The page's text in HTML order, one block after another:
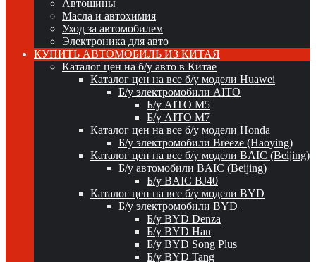
Автошины
Масла и автохимия
Уход за автомобилем
Электроника для авто
КУПИТЬ АВТОМОБИЛЬ ИЗ КИТАЯ
Каталог цен на б/у авто в Китае
Каталог цен на все б/у модели Huawei
Б/у электромобили AITO
Б/у AITO M5
Б/у AITO M7
Каталог цен на все б/у модели Honda
Б/у электромобили Breeze (Haoying)
Каталог цен на все б/у модели BAIC (Beijing)
Б/у автомобили BAIC (Beijing)
Б/у BAIC BJ40
Каталог цен на все б/у модели BYD
Б/у электромобили BYD
Б/у BYD Denza
Б/у BYD Han
Б/у BYD Song Plus
Б/у BYD Tang